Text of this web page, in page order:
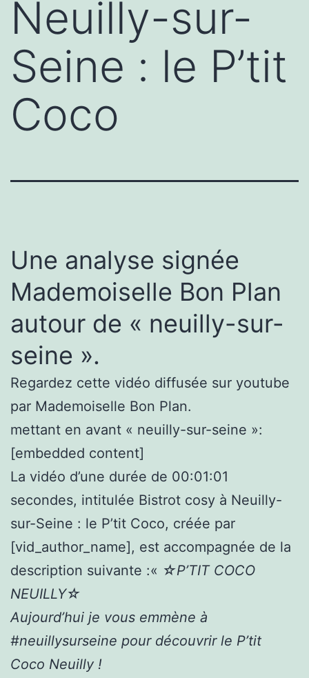
Neuilly-sur-
Seine : le P’tit
Coco
Une analyse signée
Mademoiselle Bon Plan
autour de « neuilly-sur-
seine ».
Regardez cette vidéo diffusée sur youtube
par Mademoiselle Bon Plan.
mettant en avant « neuilly-sur-seine »:
[embedded content]
La vidéo d’une durée de 00:01:01
secondes, intitulée Bistrot cosy à Neuilly-
sur-Seine : le P’tit Coco, créée par
[vid_author_name], est accompagnée de la
description suivante :« ☆P’TIT COCO
NEUILLY☆
Aujourd’hui je vous emmène à
#neuillysurseine pour découvrir le P’tit
Coco Neuilly !